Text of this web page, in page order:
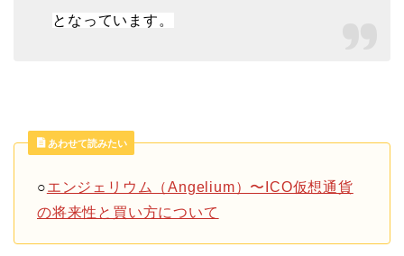
となっています。
あわせて読みたい
○エンジェリウム（Angelium）〜ICO仮想通貨
の将来性と買い方について